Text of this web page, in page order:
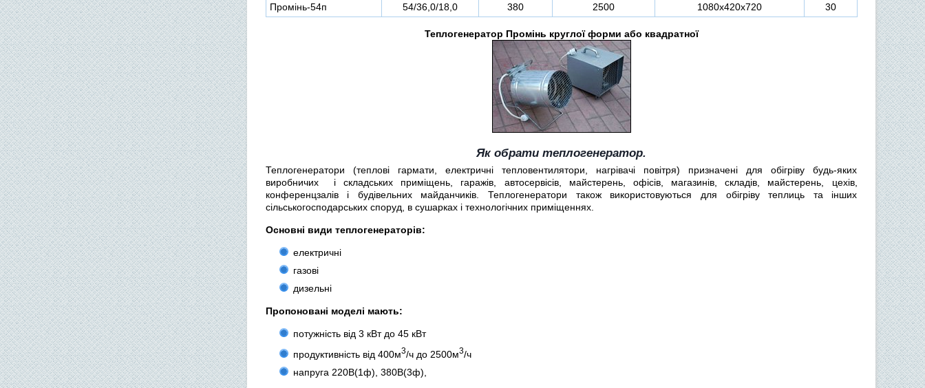
Промінь-54п
54/36,0/18,0 380 2500 1080х420х720 30
Теплогенератор Промінь круглої форми або квадратної
Як обрати теплогенератор.
Теплогенератори (теплові гармати, електричні тепловентилятори, нагрівачі повітря) призначені для обігріву будь-яких
виробничих і складських приміщень, гаражів, автосервісів, майстерень, офісів, магазинів, складів, майстерень, цехів,
конференцзалів і будівельних майданчиків. Теплогенератори також використовуються для обігріву теплиць та інших
сільськогосподарських споруд, в сушарках і технологічних приміщеннях.
Основні види теплогенераторів:
електричні
газові
дизельні
Пропоновані моделі мають:
потужність від 3 кВт до 45 кВт
продуктивність від 400м3/ч до 2500м3/ч
напруга 220В(1ф), 380В(3ф),